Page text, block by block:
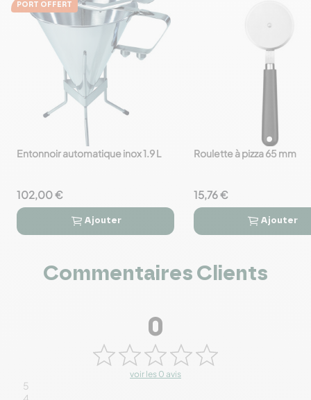
PORT OFFERT
favorite_border
Entonnoir automatique inox 1.9 L
102,00 €
 
Ajouter
favorite_border
Roulette à pizza 65 mm
15,76 €
 
Ajouter
Commentaires Clients
0
voir les 0 avis
5